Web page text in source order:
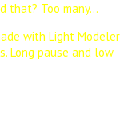
that? Too many…
with Light Modeler
Long pause and low